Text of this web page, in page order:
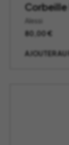
Corbeille
Alessi
80,00€
AJOUTER AU